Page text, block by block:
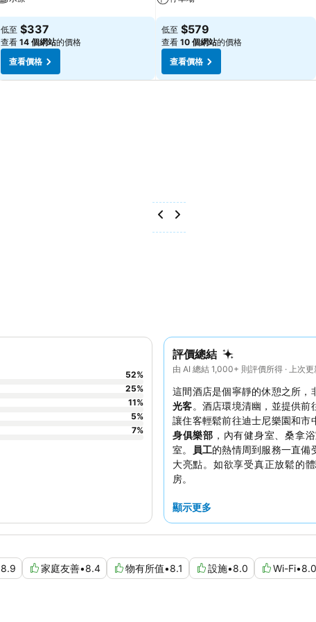
查看價格
低至 $337
查看 14 個網站的價格
查看價格
查看價格
低至 $579
查看 10 個網站的價格
查看價格
評價總結
由 AI 總結 1,000+ 則評價所得 · 上次
這間酒店是個寧靜的休憩之所
光客。酒店環境清幽，並提供前
讓住客輕鬆前往迪士尼樂園和市
身俱樂部 ，內有健身室、桑拿
室。
員工的熱情周到服務一直備
大亮點。如欲享受真正放鬆的
房。
顯示更多
8.9 家庭友善•8.4 物有所值•8.1 設施•8.0 Wi-Fi•8.0
52%
25%
11%
5%
7%